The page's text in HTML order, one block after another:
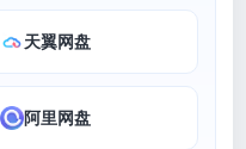
天翼网盘
阿里网盘